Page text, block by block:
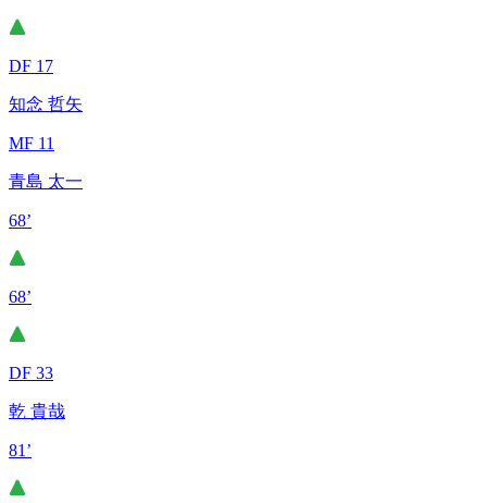
DF 17
知念 哲矢
MF 11
青島 太一
68’
68’
DF 33
乾 貴哉
81’